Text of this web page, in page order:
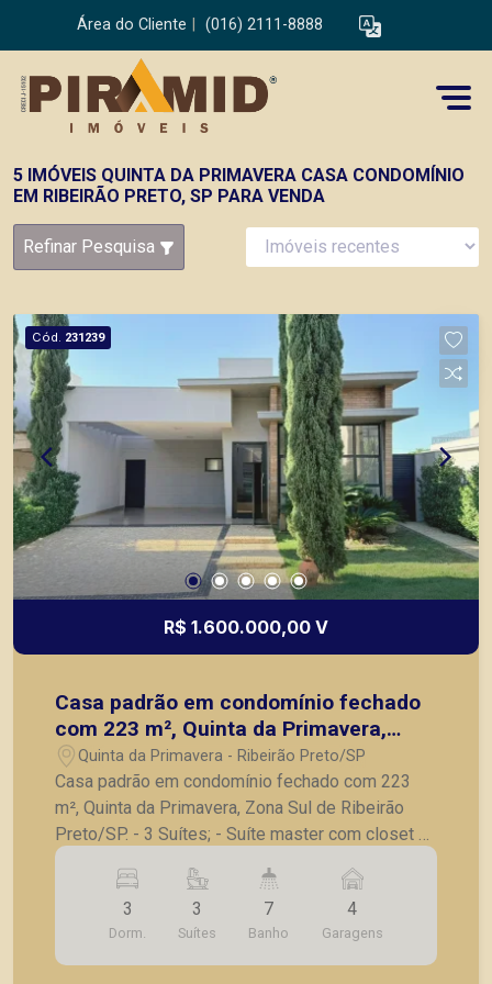
Área do Cliente (016) 2111-8888
5 IMÓVEIS QUINTA DA PRIMAVERA CASA CONDOMÍNIO
EM RIBEIRÃO PRETO, SP PARA VENDA
Refinar Pesquisa
Cód. 231239
R$ 1.600.000,00 V
Casa padrão em condomínio fechado
com 223 m², Quinta da Primavera,
Zona Sul de Ribeirão Preto/SP.
Quinta da Primavera - Ribeirão Preto/SP
Casa padrão em condomínio fechado com 223
m², Quinta da Primavera, Zona Sul de Ribeirão
Preto/SP. - 3 Suítes; - Suíte master com closet e
banheiro duplo; - Roupeiro no corredor íntimo; -
Sala para 2 ambientes; - Home TV / escritório
independente; - Lavabo; - Cozinha separada da
área de churrasco; - Lavanderia; - Corredores
laterais em ambos os lados; - Área de churrasco
3
Dorm.
3
Suítes
7
Banho
4
Garagens